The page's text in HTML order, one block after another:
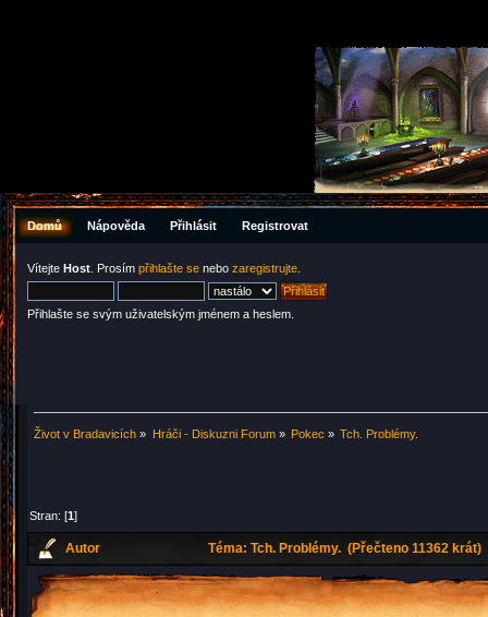
Domů Nápověda Přihlásit Registrovat
Vítejte Host . Prosím přihlašte se nebo zaregistrujte
Přihlašte se svým uživatelským jménem a heslem.
Život v Bradavicích » Hráči - Diskuzni Forum» Pokec » Tch. Problémy.
Stran: [1]
Autor Téma: Tch. Problémy. (Přečteno 11362 krát)